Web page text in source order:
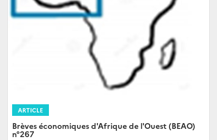
ARTICLE
Brèves économiques d'Afrique de l'Ouest (BEAO)
n°267